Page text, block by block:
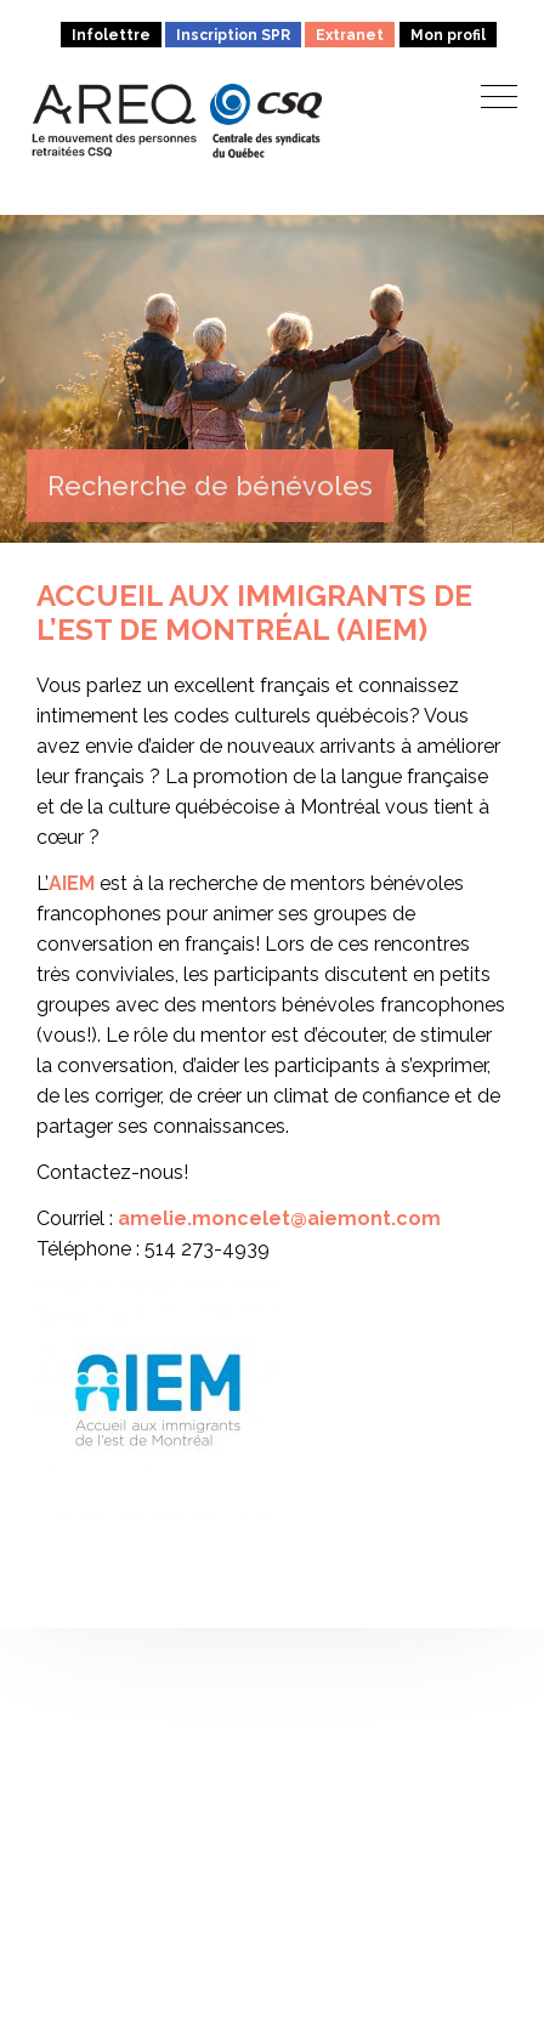
Infolettre Inscription SPR Extranet Mon profil
Recherche de bénévoles
ACCUEIL AUX IMMIGRANTS DE
L’EST DE MONTRÉAL (AIEM)
Vous parlez un excellent français et connaissez
intimement les codes culturels québécois? Vous
avez envie d’aider de nouveaux arrivants à améliorer
leur français ? La promotion de la langue française
et de la culture québécoise à Montréal vous tient à
cœur ?
L’AIEM est à la recherche de mentors bénévoles
francophones pour animer ses groupes de
conversation en français! Lors de ces rencontres
très conviviales, les participants discutent en petits
groupes avec des mentors bénévoles francophones
(vous!). Le rôle du mentor est d’écouter, de stimuler
la conversation, d’aider les participants à s’exprimer,
de les corriger, de créer un climat de confiance et de
partager ses connaissances.
Contactez-nous!
Courriel : amelie.moncelet@aiemont.com
Téléphone : 514 273-4939